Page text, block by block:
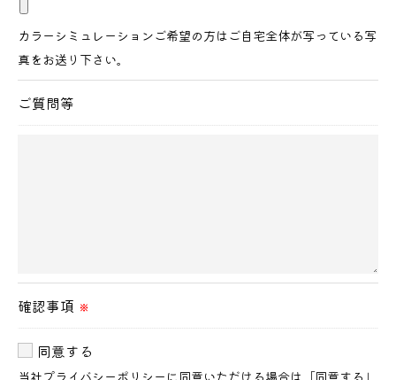
カラーシミュレーションご希望の方はご自宅全体が写っている写
真をお送り下さい。
ご質問等
確認事項 ※
同意する
当社プライバシーポリシーに同意いただける場合は「同意する」